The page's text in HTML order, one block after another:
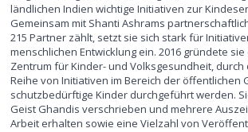
ländlichen Indien wichtige Initiativen zur
Gemeinsam mit Shanti Ashrams
215 Partner zählt, setzt sie sich stark für
menschlichen Entwicklung ein. 2016 gründete
Zentrum für Kinder- und Volksgesundheit,
Reihe von Initiativen im Bereich der öffentlichen
schutzbedürftige Kinder durchgeführt werden.
Geist Ghandis verschrieben und mehrere
Arbeit erhalten sowie eine Vielzahl von